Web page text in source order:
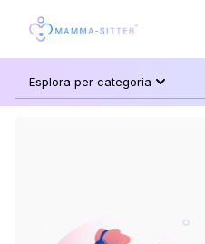
Esplora per categoria